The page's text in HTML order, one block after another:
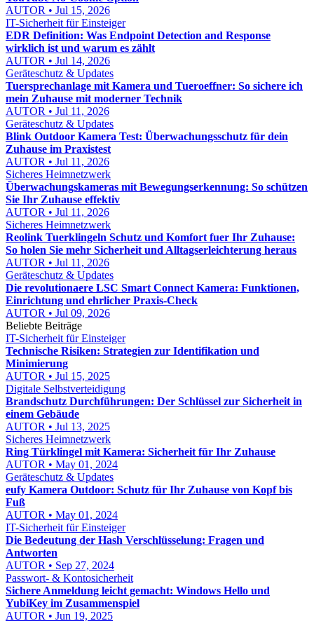
AUTOR • Jul 15, 2026
IT-Sicherheit für Einsteiger
EDR Definition: Was Endpoint Detection and Response
wirklich ist und warum es zählt
AUTOR • Jul 14, 2026
Geräteschutz & Updates
Tuersprechanlage mit Kamera und Tueroeffner: So sichere ich
mein Zuhause mit moderner Technik
AUTOR • Jul 11, 2026
Geräteschutz & Updates
Blink Outdoor Kamera Test: Überwachungsschutz für dein
Zuhause im Praxistest
AUTOR • Jul 11, 2026
Sicheres Heimnetzwerk
Überwachungskameras mit Bewegungserkennung: So schützen
Sie Ihr Zuhause effektiv
AUTOR • Jul 11, 2026
Sicheres Heimnetzwerk
Reolink Tuerklingeln Schutz und Komfort fuer Ihr Zuhause:
So holen Sie mehr Sicherheit und Alltagserleichterung heraus
AUTOR • Jul 11, 2026
Geräteschutz & Updates
Die revolutionaere LSC Smart Connect Kamera: Funktionen,
Einrichtung und ehrlicher Praxis-Check
AUTOR • Jul 09, 2026
Beliebte Beiträge
IT-Sicherheit für Einsteiger
Technische Risiken: Strategien zur Identifikation und
Minimierung
AUTOR • Jul 15, 2025
Digitale Selbstverteidigung
Brandschutz Durchführungen: Der Schlüssel zur Sicherheit in
einem Gebäude
AUTOR • Jul 13, 2025
Sicheres Heimnetzwerk
Ring Türklingel mit Kamera: Sicherheit für Ihr Zuhause
AUTOR • May 01, 2024
Geräteschutz & Updates
eufy Kamera Outdoor: Schutz für Ihr Zuhause von Kopf bis
Fuß
AUTOR • May 01, 2024
IT-Sicherheit für Einsteiger
Die Bedeutung der Hash Verschlüsselung: Fragen und
Antworten
AUTOR • Sep 27, 2024
Passwort- & Kontosicherheit
Sichere Anmeldung leicht gemacht: Windows Hello und
YubiKey im Zusammenspiel
AUTOR • Jun 19, 2025